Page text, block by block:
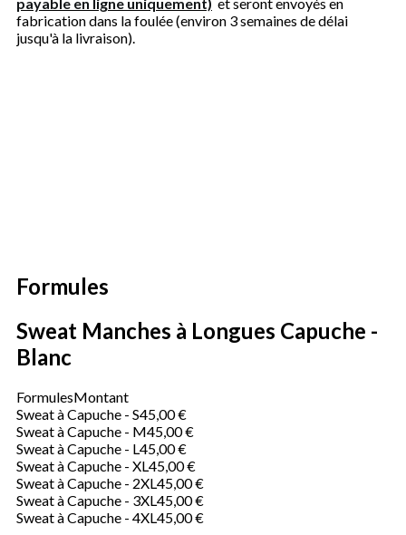
fabrication dans la foulée (environ 3 semaines de délai
jusqu'à la livraison).
Formules
Sweat Manches à Longues Capuche -
Blanc
FormulesMontant
Sweat à Capuche - S45,00 €
Sweat à Capuche - M45,00 €
Sweat à Capuche - L45,00 €
Sweat à Capuche - XL45,00 €
Sweat à Capuche - 2XL45,00 €
Sweat à Capuche - 3XL45,00 €
Sweat à Capuche - 4XL45,00 €